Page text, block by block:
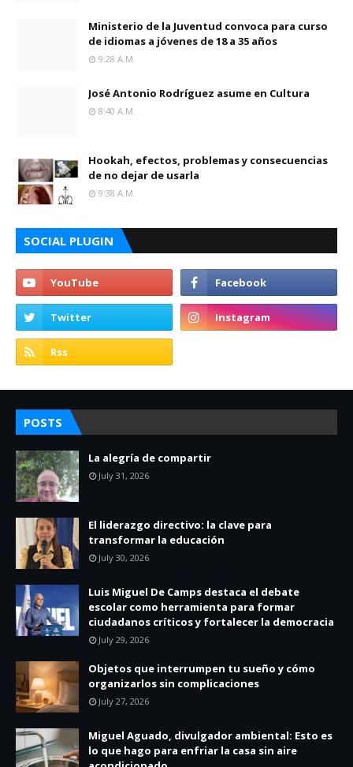
Ministerio de la Juventud convoca para curso
de idiomas a jóvenes de 18 a 35 años
9:28 A.m.
José Antonio Rodríguez asume en Cultura
8:40 A.m.
Hookah, efectos, problemas y consecuencias
de no dejar de usarla
9:38 A.m.
SOCIAL PLUGIN
POSTS
La alegría de compartir
July 31, 2026
El liderazgo directivo: la clave para
transformar la educación
July 30, 2026
Luis Miguel De Camps destaca el debate
escolar como herramienta para formar
ciudadanos críticos y fortalecer la democracia
July 29, 2026
Objetos que interrumpen tu sueño y cómo
organizarlos sin complicaciones
July 27, 2026
Miguel Aguado, divulgador ambiental: Esto es
lo que hago para enfriar la casa sin aire